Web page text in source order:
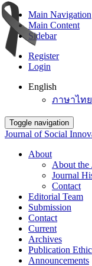
Main Navigation
Main Content
Sidebar
Register
Login
English
ภาษาไทย
Toggle navigation
Journal of Social
About
About the
Journal
Contact
Editorial Team
Submission
Contact
Current
Archives
Publication
Announcements